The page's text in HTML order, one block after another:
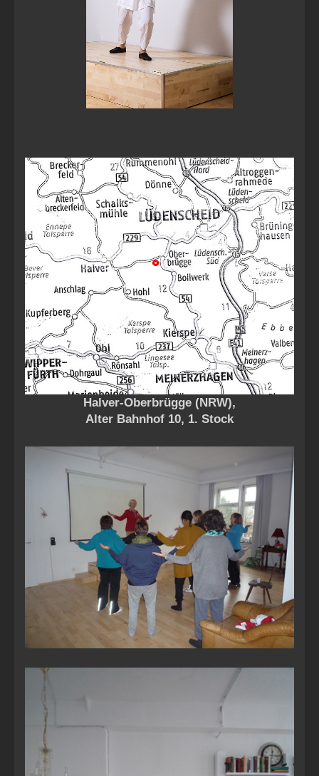
Halver-Oberbrügge (NRW),
Alter Bahnhof 10, 1. Stock